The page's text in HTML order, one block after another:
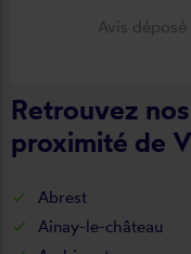
Avis
Retrouvez
proximité de
Abrest
Ainay-le-château